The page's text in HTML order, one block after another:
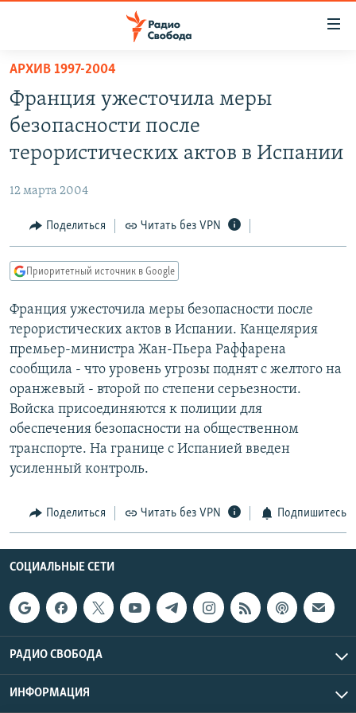
упрощенного
доступа
Вернуться
основному
Вернутся
Вернутся
поиску
ПОДКАСТЫ
МНЕНИЯ
КУЛЬТУРА
КАВКАЗ.РЕАЛИИ
СЕВЕР.РЕАЛИИ
СИБИРЬ.РЕАЛИИ
РАСПИСАНИЕ ВЕЩАНИЯ
ПОДПИШИТЕСЬ НА РАССЫЛКУ
СОЦИАЛЬНЫЕ СЕТИ
Все сайты РСЕ/РС
АРХИВ 1997-2004
Франция ужесточила меры
безопасности после
терористических актов в Испании
12 марта 2004
Поделиться Читать без VPN
Приоритетный источник в Google
Франция ужесточила меры безопасности после
терористических актов в Испании. Канцелярия
премьер-министра Жан-Пьера Раффарена
сообщила - что уровень угрозы поднят с желтого на
оранжевый - второй по степени серьезности.
Войска присоединяются к полиции для
обеспечения безопасности на общественном
транспорте. На границе с Испанией введен
усиленный контроль.
Поделиться Читать без VPN Подпишитесь
СОЦИАЛЬНЫЕ СЕТИ
РАДИО СВОБОДА
ИНФОРМАЦИЯ